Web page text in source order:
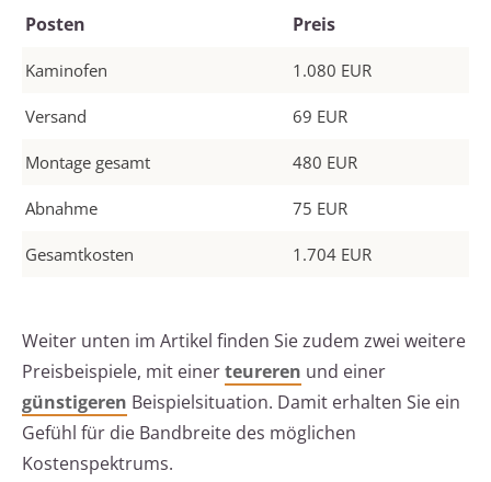
Posten Preis
Kaminofen 1.080 EUR
Versand 69 EUR
Montage gesamt 480 EUR
Abnahme 75 EUR
Gesamtkosten 1.704 EUR
Weiter unten im Artikel finden Sie zudem zwei weitere
Preisbeispiele, mit einerteureren und einer
günstigeren Beispielsituation. Damit erhalten Sie ein
Gefühl für die Bandbreite des möglichen
Kostenspektrums.